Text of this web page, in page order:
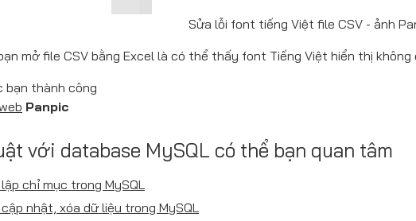
Sửa lỗi font tiếng Việt file CSV - ảnh
mở file CSV bằng Excel là có thể thấy font Tiếng Việt hiển thị không
bạn thành công
Panpic
với database MySQL có thể bạn quan tâm
chỉ mục trong MySQL
nhật, xóa dữ liệu trong MySQL